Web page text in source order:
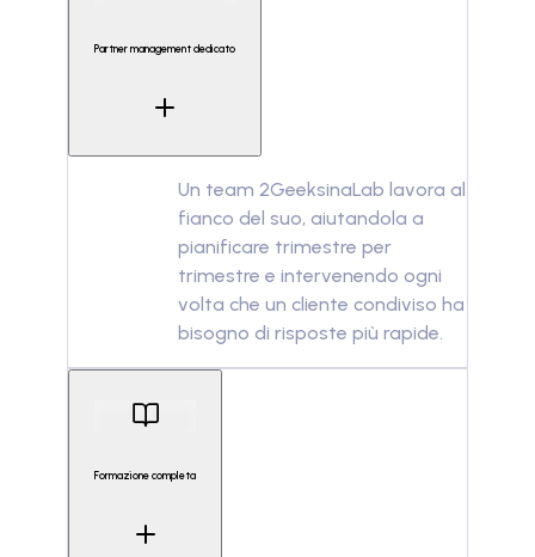
Partner management dedicato
Un team 2GeeksinaLab lavora al
fianco del suo, aiutandola a
pianificare trimestre per
trimestre e intervenendo ogni
volta che un cliente condiviso ha
bisogno di risposte più rapide.
Formazione completa